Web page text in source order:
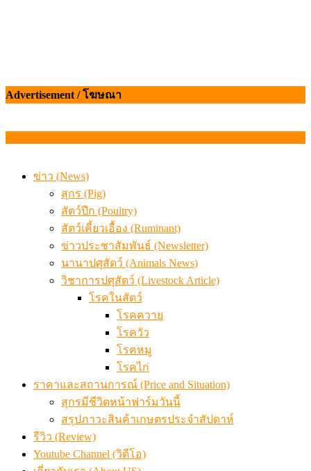
Advertisement / โฆษณา
ข่าว (News)
สุกร (Pig)
สัตว์ปีก (Poultry)
สัตว์เคี้ยวเอื้อง (Ruminant)
ข่าวประชาสัมพันธ์ (Newsletter)
นานาปศุสัตว์ (Animals News)
วิชาการปศุสัตว์ (Livestock Article)
โรคในสัตว์
โรคควาย
โรควัว
โรคหมู
โรคไก่
ราคาและสถานการณ์ (Price and Situation)
สุกรมีชีวิตหน้าฟาร์มวันนี้
สรุปภาวะสินค้าเกษตรประจำสัปดาห์
รีวิว (Review)
Youtube Channel (วิดีโอ)